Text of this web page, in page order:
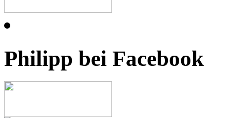
Philipp bei Facebook